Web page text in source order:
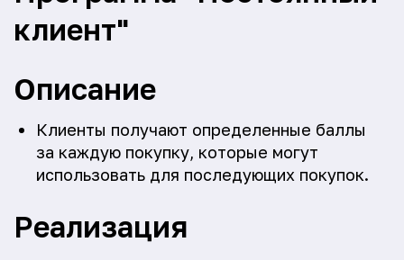
клиент"
Описание
Клиенты получают определенные баллы
за каждую покупку, которые могут
использовать для последующих покупок.
Реализация